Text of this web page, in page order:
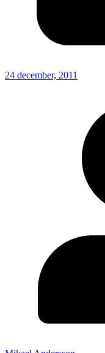
24 december, 2011